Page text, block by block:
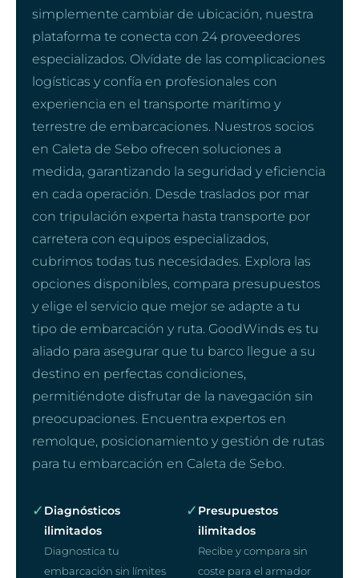
simplemente cambiar de ubicación, nuestra
plataforma te conecta con 24 proveedores
especializados. Olvídate de las complicaciones
logísticas y confía en profesionales con
experiencia en el transporte marítimo y
terrestre de embarcaciones. Nuestros socios
en Caleta de Sebo ofrecen soluciones a
medida, garantizando la seguridad y eficiencia
en cada operación. Desde traslados por mar
con tripulación experta hasta transporte por
carretera con equipos especializados,
cubrimos todas tus necesidades. Explora las
opciones disponibles, compara presupuestos
y elige el servicio que mejor se adapte a tu
tipo de embarcación y ruta. GoodWinds es tu
aliado para asegurar que tu barco llegue a su
destino en perfectas condiciones,
permitiéndote disfrutar de la navegación sin
preocupaciones. Encuentra expertos en
remolque, posicionamiento y gestión de rutas
para tu embarcación en Caleta de Sebo.
✓ Diagnósticos
ilimitados
Diagnostica tu
embarcación sin límites
✓ Presupuestos
ilimitados
Recibe y compara sin
coste para el armador